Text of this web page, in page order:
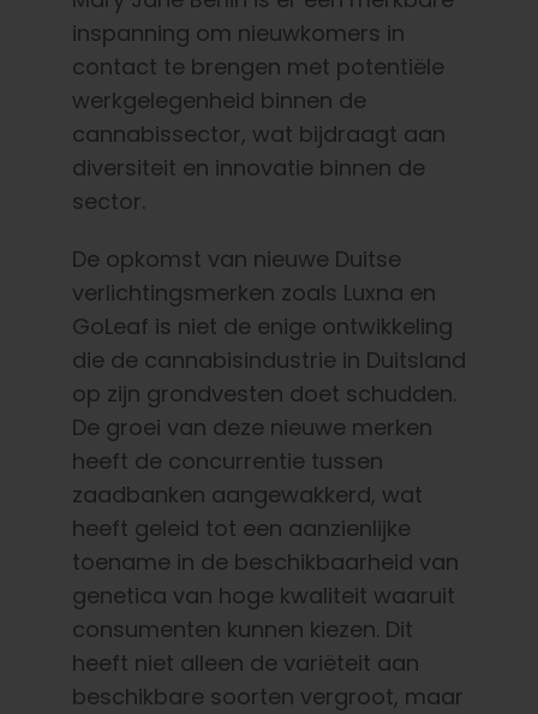
inspanning om nieuwkomers in
contact te brengen met potentiële
werkgelegenheid binnen de
cannabissector, wat bijdraagt aan
diversiteit en innovatie binnen de
sector.
De opkomst van nieuwe Duitse
verlichtingsmerken zoals Luxna en
GoLeaf is niet de enige ontwikkeling
die de cannabisindustrie in Duitsland
op zijn grondvesten doet schudden.
De groei van deze nieuwe merken
heeft de concurrentie tussen
zaadbanken aangewakkerd, wat
heeft geleid tot een aanzienlijke
toename in de beschikbaarheid van
genetica van hoge kwaliteit waaruit
consumenten kunnen kiezen. Dit
heeft niet alleen de variëteit aan
beschikbare soorten vergroot, maar